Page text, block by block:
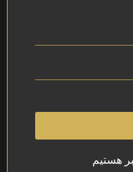
هستیم